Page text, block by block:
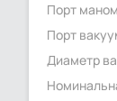
Порт
Порт
Диаметр